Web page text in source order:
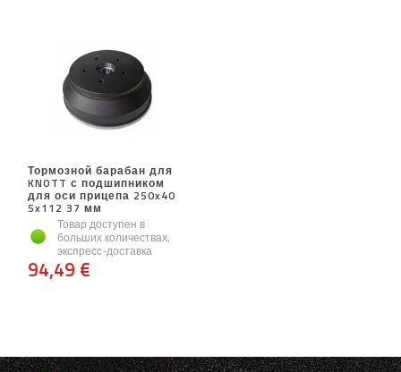
Тормозной барабан для
KNOTT с подшипником
для оси прицепа 250x40
5x112 37 мм
Товар доступен в
больших количествах,
экспресс-доставка
94,49 €